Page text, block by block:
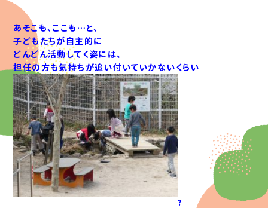
あそこも、ここも…と、
子どもたちが自主的に
どんどん活動してく姿には、
担任の方も気持ちが追い付いていかないくらい
?